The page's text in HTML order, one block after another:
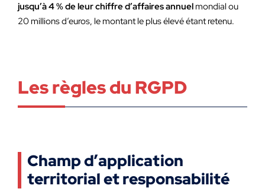
jusqu’à 4 % de leur chiffre d’affaires annuel mondial ou
20 millions d’euros, le montant le plus élevé étant retenu.
Les règles du RGPD
Champ d’application
territorial et responsabilité